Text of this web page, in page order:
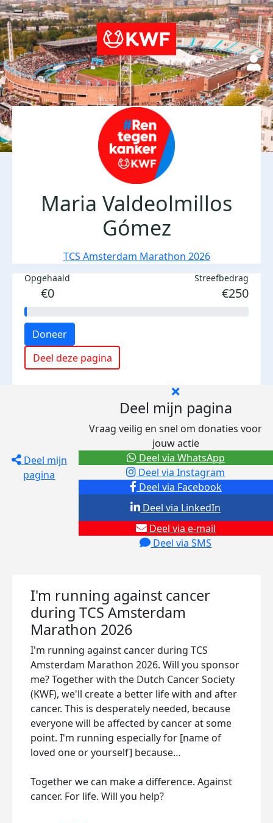
Maria Valdeolmillos
Gómez
TCS Amsterdam Marathon 2026
Opgehaald
€0
Streefbedrag
€250
Doneer
Deel deze pagina
Deel mijn
pagina
Deel mijn pagina
Vraag veilig en snel om donaties voor
jouw actie
Deel via Facebook
Deel via Instagram
Deel via e-mail
Deel via SMS
Deel via LinkedIn
Deel via WhatsApp
I'm running against cancer
during TCS Amsterdam
Marathon 2026
I'm running against cancer during TCS
Amsterdam Marathon 2026. Will you sponsor
me? Together with the Dutch Cancer Society
(KWF), we'll create a better life with and after
cancer. This is desperately needed, because
everyone will be affected by cancer at some
point. I'm running especially for [name of
loved one or yourself] because…
Together we can make a difference. Against
cancer. For life. Will you help?